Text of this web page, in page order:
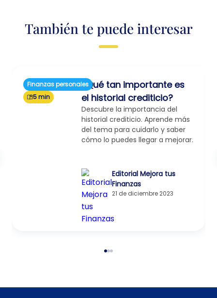
También te puede interesar
Finanzas personales
5 min
¿Qué tan importante es
el historial crediticio?
Descubre la importancia del
historial crediticio. Aprende más
del tema para cuidarlo y saber
cómo lo puedes llegar a mejorar.
Editorial Mejora tus
Finanzas
21 de diciembre 2023